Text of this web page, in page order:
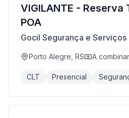
VIGILANTE - Reserva
POA
Gocil Segurança e Serviços
Porto Alegre, RS A combinar
CLT Presencial